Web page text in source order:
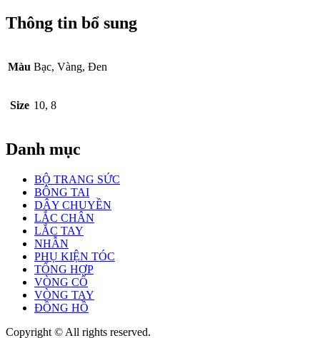
Thông tin bổ sung
Màu Bạc, Vàng, Đen
Size 10, 8
Danh mục
BỘ TRANG SỨC
BÔNG TAI
DÂY CHUYỀN
LẮC CHÂN
LẮC TAY
NHẪN
PHỤ KIỆN TÓC
TỔNG HỢP
VÒNG CỔ
VÒNG TAY
ĐỒNG HỒ
Copyright © All rights reserved.